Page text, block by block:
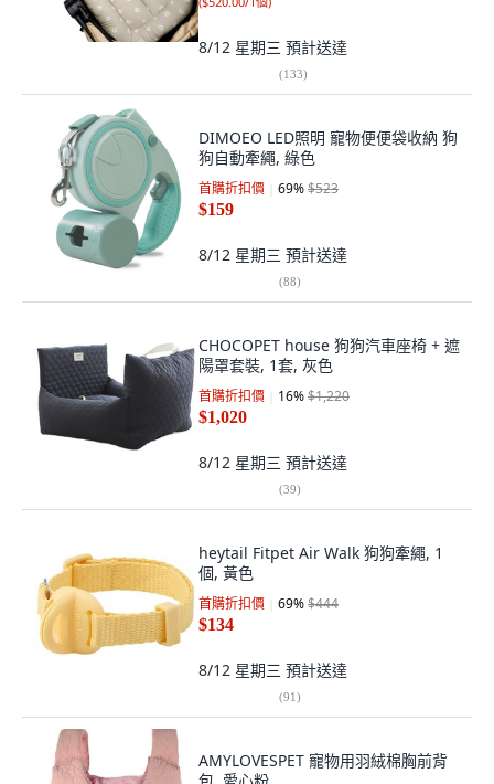
8/12 星期三 預計送達
(133)
DIMOEO LED照明 寵物便便袋收納 狗
狗自動牽繩, 綠色
首購折扣價 69%$523
$159
8/12 星期三 預計送達
(88)
CHOCOPET house 狗狗汽車座椅 + 遮
陽罩套裝, 1套, 灰色
首購折扣價 16%$1,220
$1,020
8/12 星期三 預計送達
(39)
heytail Fitpet Air Walk 狗狗牽繩, 1
個, 黃色
首購折扣價 69%$444
$134
8/12 星期三 預計送達
(91)
AMYLOVESPET 寵物用羽絨棉胸前背